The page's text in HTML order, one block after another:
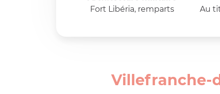
Fort Libéria, remparts
Au
Villefranche-